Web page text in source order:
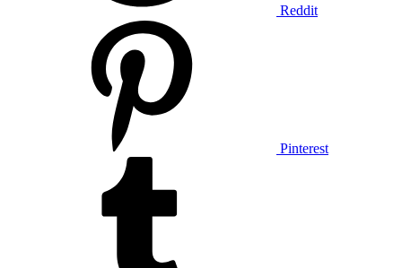
Reddit
Pinterest